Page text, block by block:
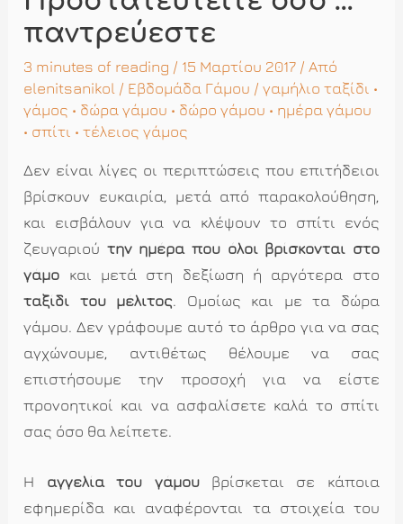
παντρεύεστε
3 minutes of reading / 15 Μαρτίου 2017 / Από
elenitsanikol / Εβδομάδα Γάμου /γαμήλιο ταξίδι •
γάμος • δώρα γάμου • δώρο γάμου • ημέρα γάμου
• σπίτι •τέλειος γάμος
Δεν είναι λίγες οι περιπτώσεις που επιτήδειοι
βρίσκουν ευκαιρία, μετά από παρακολούθηση,
και εισβάλουν για να κλέψουν το σπίτι ενός
ζευγαριού την ημέρα που όλοι βρίσκονται στο
γάμο και μετά στη δεξίωση ή αργότερα στο
ταξίδι του μέλιτος. Ομοίως και με τα δώρα
γάμου. Δεν γράφουμε αυτό το άρθρο για να σας
αγχώνουμε, αντιθέτως θέλουμε να σας
επιστήσουμε την προσοχή για να είστε
προνοητικοί και να ασφαλίσετε καλά το σπίτι
σας όσο θα λείπετε.
Η αγγελία του γάμουβρίσκεται σε κάποια
εφημερίδα και αναφέρονται τα στοιχεία του